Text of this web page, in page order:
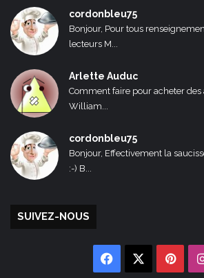
cordonbleu75
Bonjour, Pour tous
lecteurs M...
Arlette Auduc
Comment faire pour acheter
William...
cordonbleu75
Bonjour, Effectivement la
:-) B...
SUIVEZ-NOUS
Facebook